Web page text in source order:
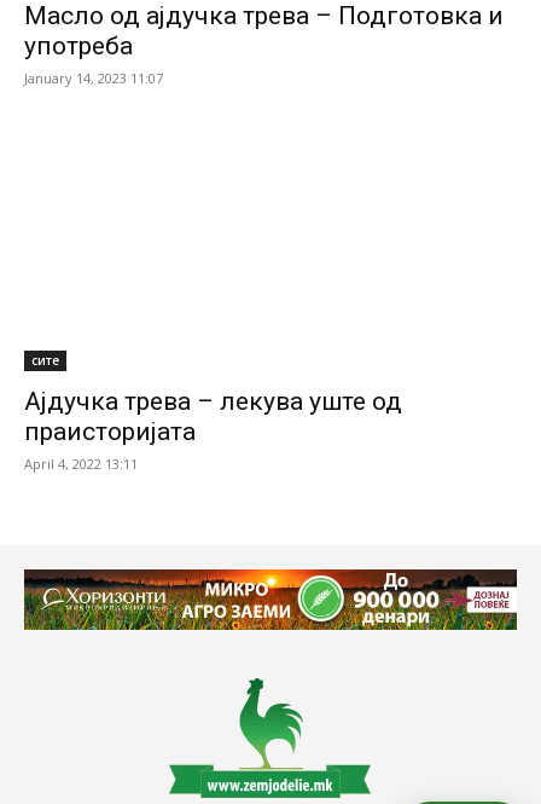
Масло од ајдучка трева – Подготовка и
употреба
January 14, 2023 11:07
сите
Ајдучка трева – лекува уште од
праисторијата
April 4, 2022 13:11